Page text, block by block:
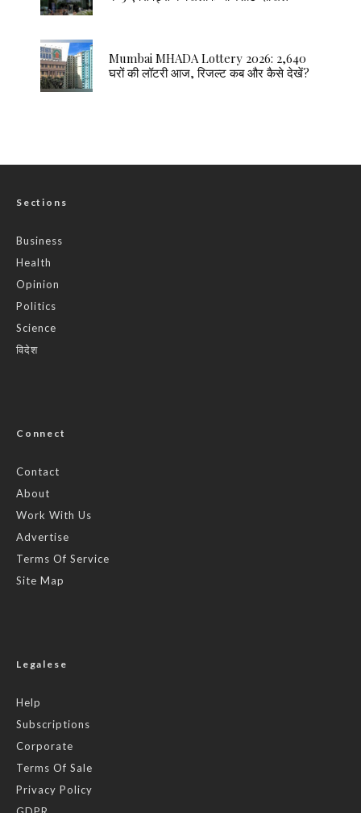
Mumbai MHADA Lottery 2026: 2,640
घरों की लॉटरी आज, रिजल्ट कब और कैसे देखें?
Sections
Business
Health
Opinion
Politics
Science
विदेश
Connect
Contact
About
Work With Us
Advertise
Terms Of Service
Site Map
Legalese
Help
Subscriptions
Corporate
Terms Of Sale
Privacy Policy